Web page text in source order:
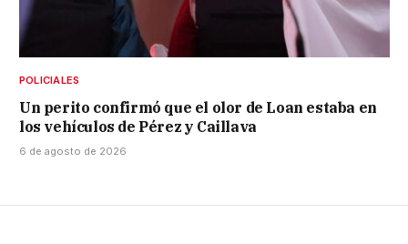
POLICIALES
Un perito confirmó que el olor de Loan estaba en
los vehículos de Pérez y Caillava
6 de agosto de 2026